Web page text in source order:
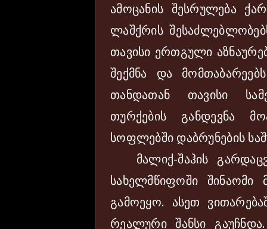
ამოცანის შესრულება
ლაშქრის
თავისი ერთგული
შექმნა და
თანდათან თავისი
თურქების განდევნა
სოფლებში დაბრუნების
მალიქ-შაჰის
სახელმწიფოში შინაომი
გამოეყო. ასეთ
რეალური შანსი